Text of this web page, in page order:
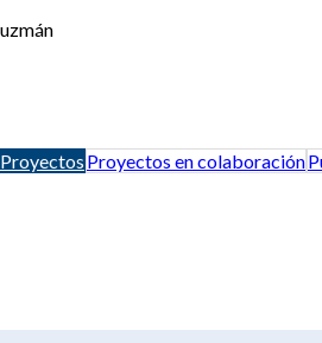
Proyectos Proyectos en colaboración